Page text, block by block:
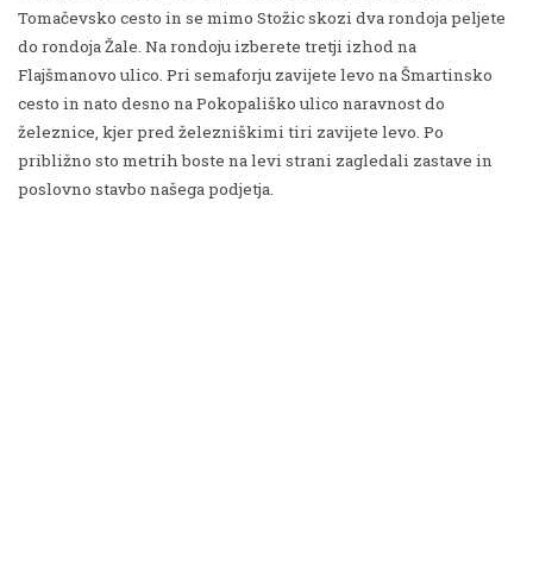
Tomačevsko cesto in se mimo Stožic skozi dva rondoja peljete
do rondoja Žale. Na rondoju izberete tretji izhod na
Flajšmanovo ulico. Pri semaforju zavijete levo na Šmartinsko
cesto in nato desno na Pokopališko ulico naravnost do
železnice, kjer pred železniškimi tiri zavijete levo. Po
približno sto metrih boste na levi strani zagledali zastave in
poslovno stavbo našega podjetja.